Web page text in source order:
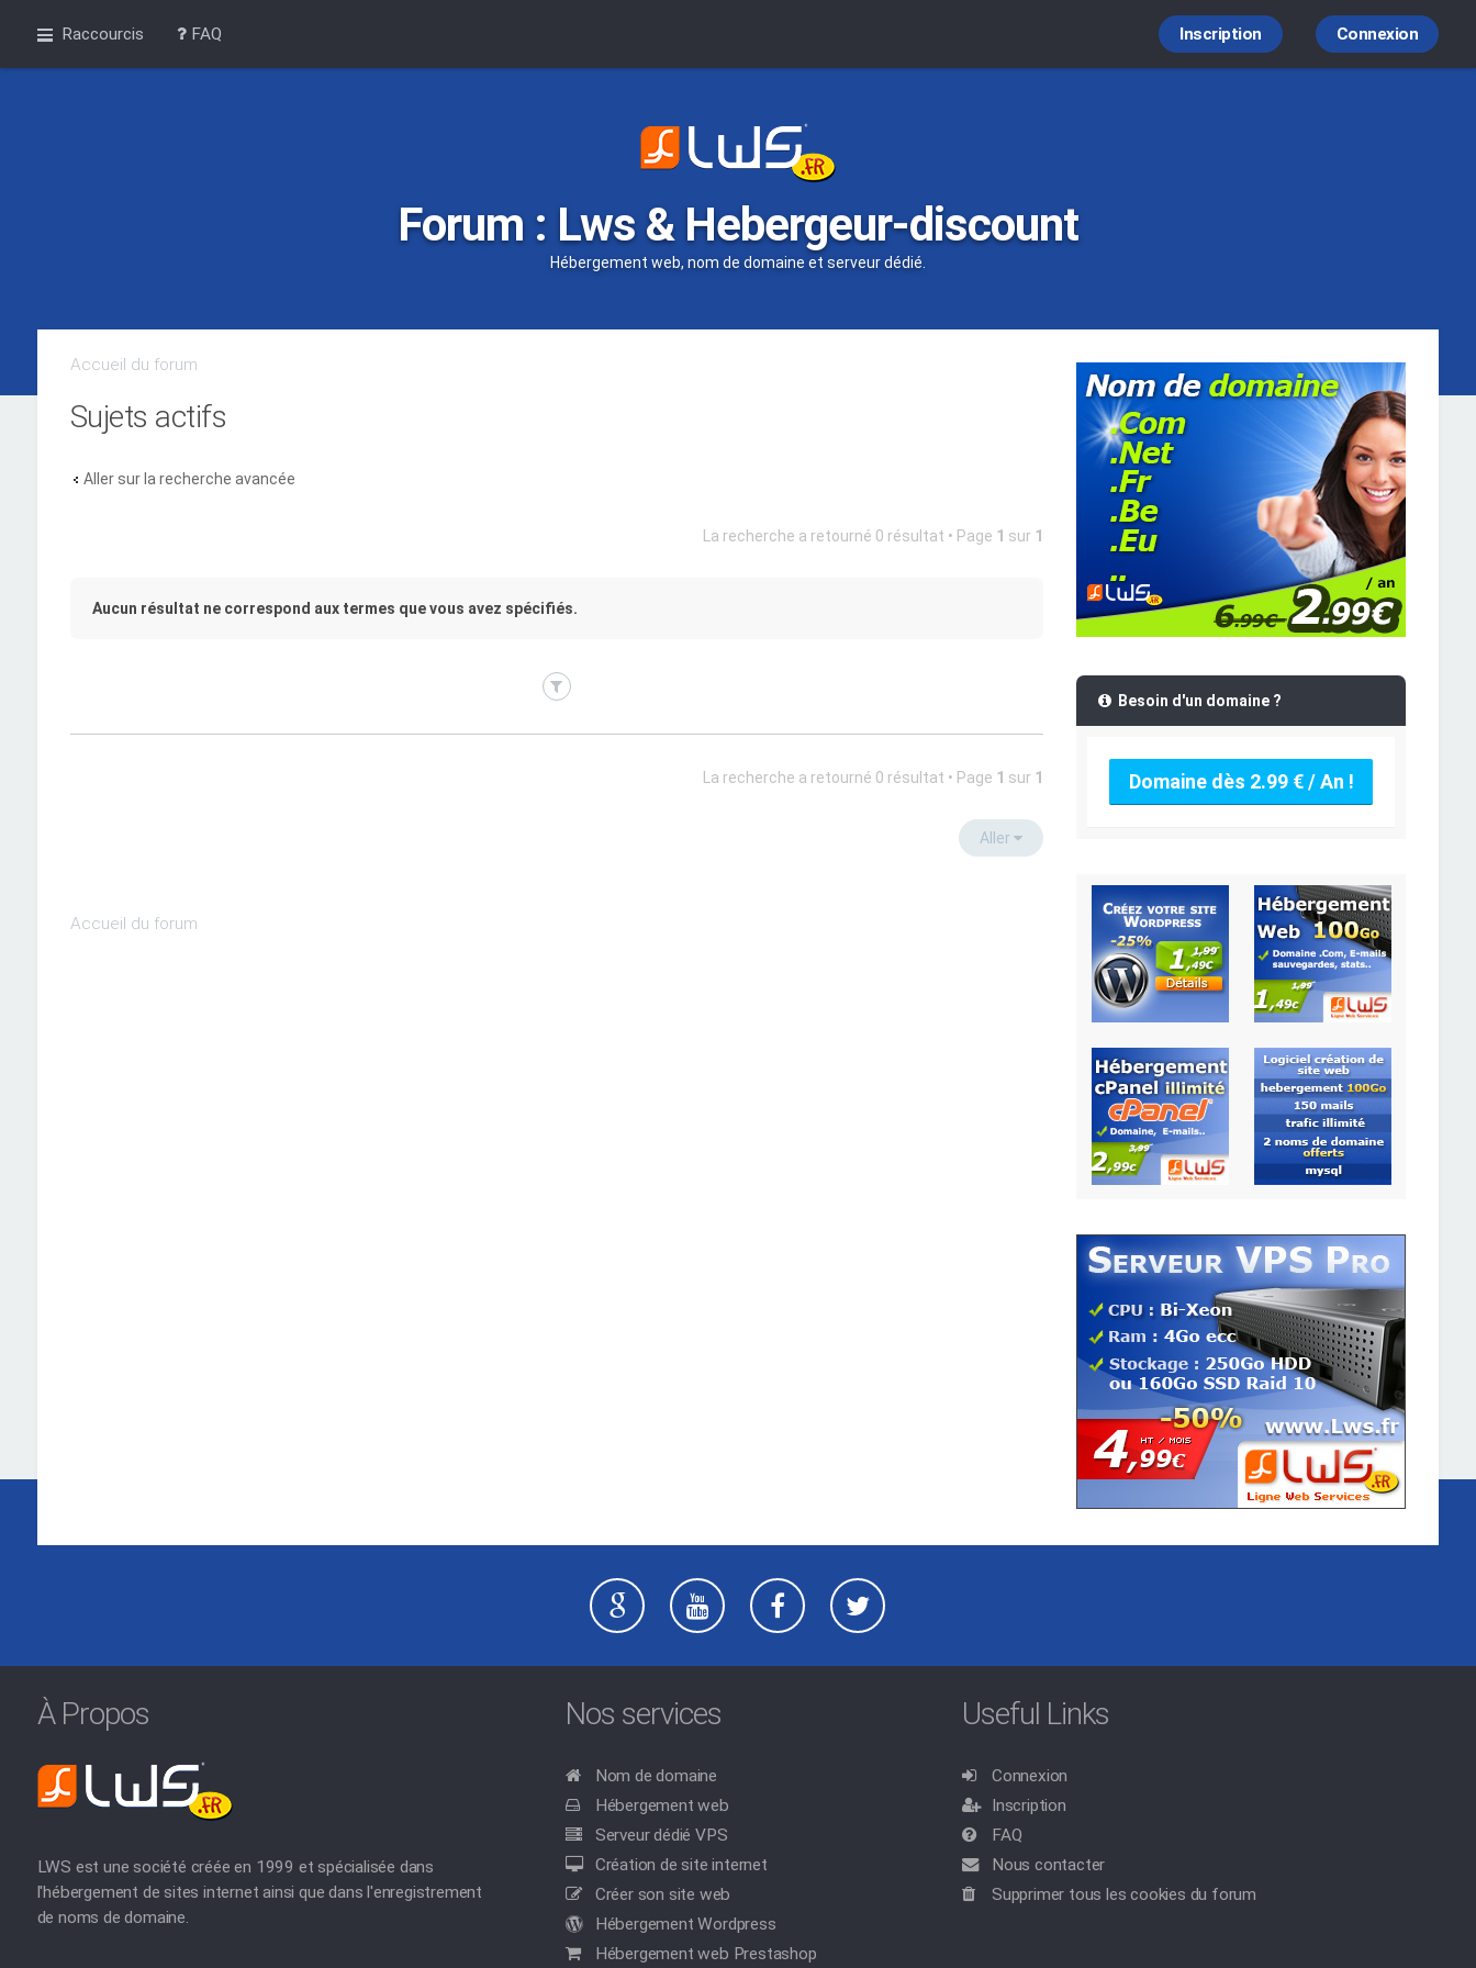
Raccourcis FAQ Connexion
Inscription
Forum : Lws & Hebergeur-discount
Hébergement web, nom de domaine et serveur dédié.
Accueil du forum
Sujets actifs
Aller sur la recherche avancée
La recherche a retourné 0 résultat • Page 1 sur 1
Aucun résultat ne correspond aux termes que vous avez spécifiés.
La recherche a retourné 0 résultat • Page 1 sur 1
Aller
Accueil du forum
Besoin d'un domaine ?
Domaine dès 2.99 € / An !
À Propos
LWS est une société créée en 1999 et spécialisée dans
l'hébergement de sites internet ainsi que dans l'enregistrement
de noms de domaine.
Nos services
Nom de domaine
Hébergement web
Serveur dédié VPS
Création de site internet
Créer son site web
Hébergement Wordpress
Hébergement web Prestashop
Useful Links
Connexion
Inscription
FAQ
Nous contacter
Supprimer tous les cookies du forum